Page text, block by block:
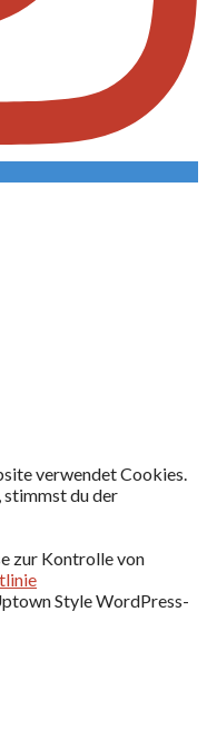
verwendet Cookies.
du der
zur Kontrolle von
Style WordPress-